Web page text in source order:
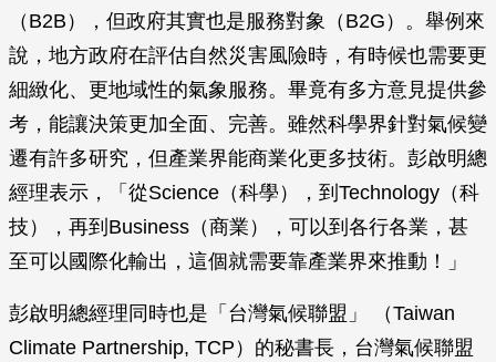
（B2B），但政府其實也是服務對象（B2G）。舉例來
說，地方政府在評估自然災害風險時，有時候也需要更
細緻化、更地域性的氣象服務。畢竟有多方意見提供參
考，能讓決策更加全面、完善。雖然科學界針對氣候變
遷有許多研究，但產業界能商業化更多技術。彭啟明總
經理表示，「從Science（科學），到Technology（科
技），再到Business（商業），可以到各行各業，甚
至可以國際化輸出，這個就需要靠產業界來推動！」
彭啟明總經理同時也是「台灣氣候聯盟」 （Taiwan
Climate Partnership, TCP）的秘書長，台灣氣候聯盟